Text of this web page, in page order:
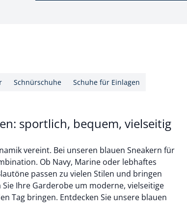
Schnürschuhe Schuhe für Einlagen
sportlich, bequem, vielseitig
vereint. Bei unseren blauen Sneakern für
Ob Navy, Marine oder lebhaftes
passen zu vielen Stilen und bringen
Sie Ihre Garderobe um moderne, vielseitige
Tag bringen. Entdecken Sie unsere blauen